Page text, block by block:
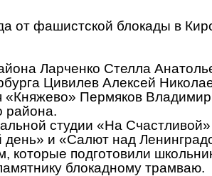
от фашистской блокады в
Ларченко Стелла
Цивилев Алексей
«Княжево» Пермяков
района.
студии «На
и «Салют над
которые подготовили
блокадному трамваю.